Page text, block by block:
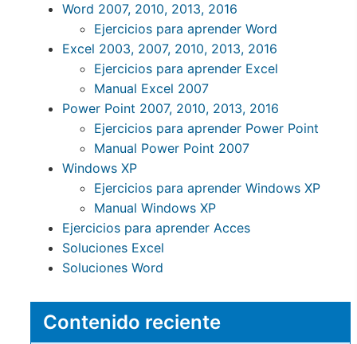
Word 2007, 2010, 2013, 2016
Ejercicios para aprender Word
Excel 2003, 2007, 2010, 2013, 2016
Ejercicios para aprender Excel
Manual Excel 2007
Power Point 2007, 2010, 2013, 2016
Ejercicios para aprender Power Point
Manual Power Point 2007
Windows XP
Ejercicios para aprender Windows XP
Manual Windows XP
Ejercicios para aprender Acces
Soluciones Excel
Soluciones Word
Contenido reciente